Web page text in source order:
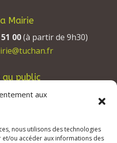
aux
nous utilisons des technologies
ou accéder aux informations des
Mairie
00(à partir de 9h30)
au public
: de 8h à 12h et de